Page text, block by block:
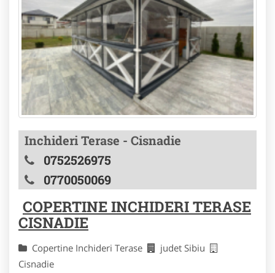
Inchideri Terase - Cisnadie
0752526975
0770050069
COPERTINE INCHIDERI TERASE
CISNADIE
Copertine Inchideri Terase
judet Sibiu
Cisnadie